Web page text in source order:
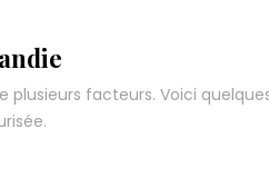
facteurs. Voici